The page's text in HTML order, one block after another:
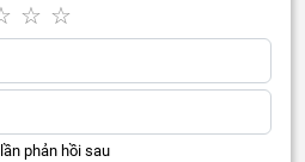
phản hồi sau